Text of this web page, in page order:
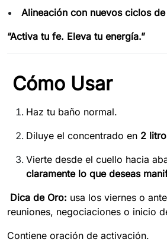
Alineación con nuevos ciclos
“Activa tu fe. Eleva tu energía.”
Cómo Usar
Haz tu baño normal.
Diluye el concentrado en 2
Vierte desde el cuello hacia
claramente lo que deseas
Dica de Oro: usa los viernes o
reuniones, negociaciones o inicio
Contiene oración de activación.